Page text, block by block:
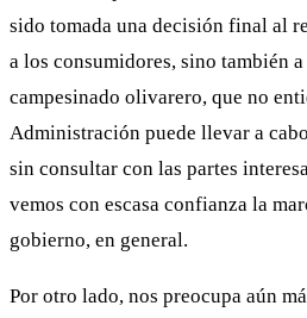
sido tomada una decisión final al
a los consumidores, sino también
campesinado olivarero, que no
Administración puede llevar a
sin consultar con las partes
vemos con escasa confianza la
gobierno, en general.
Por otro lado, nos preocupa aún